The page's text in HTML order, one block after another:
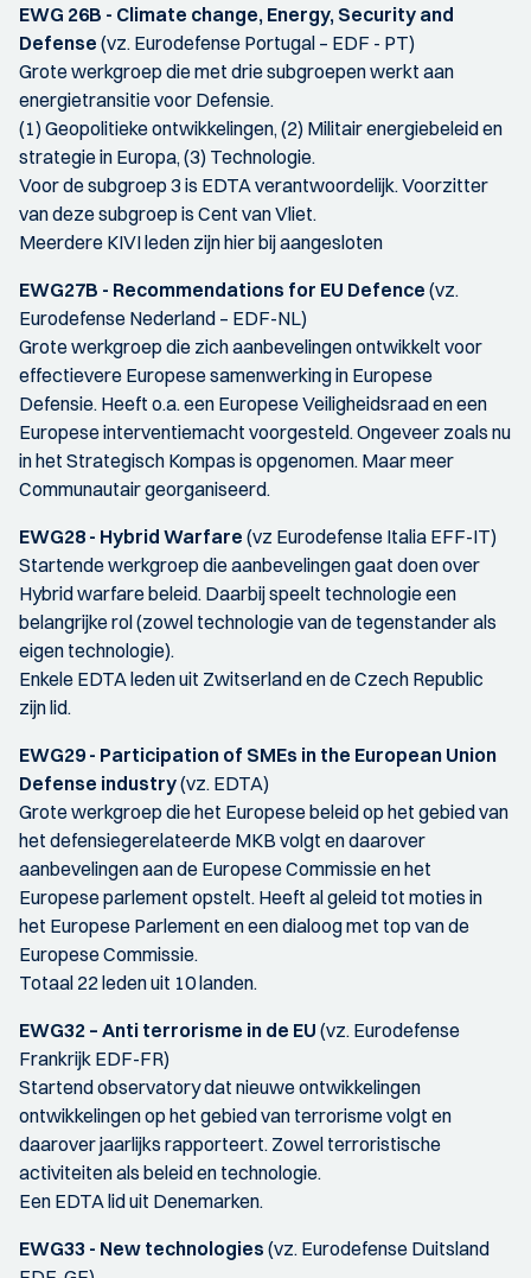
EWG 26B - Climate change, Energy, Security and
Defense (vz. Eurodefense Portugal – EDF - PT)
Grote werkgroep die met drie subgroepen werkt aan
energietransitie voor Defensie.
(1) Geopolitieke ontwikkelingen, (2) Militair energiebeleid en
strategie in Europa, (3) Technologie.
Voor de subgroep 3 is EDTA verantwoordelijk. Voorzitter
van deze subgroep is Cent van Vliet.
Meerdere KIVI leden zijn hier bij aangesloten
EWG27B - Recommendations for EU Defence (vz.
Eurodefense Nederland – EDF-NL)
Grote werkgroep die zich aanbevelingen ontwikkelt voor
effectievere Europese samenwerking in Europese
Defensie. Heeft o.a. een Europese Veiligheidsraad en een
Europese interventiemacht voorgesteld. Ongeveer zoals nu
in het Strategisch Kompas is opgenomen. Maar meer
Communautair georganiseerd.
EWG28 - Hybrid Warfare (vz Eurodefense Italia EFF-IT)
Startende werkgroep die aanbevelingen gaat doen over
Hybrid warfare beleid. Daarbij speelt technologie een
belangrijke rol (zowel technologie van de tegenstander als
eigen technologie).
Enkele EDTA leden uit Zwitserland en de Czech Republic
zijn lid.
EWG29 - Participation of SMEs in the European Union
Defense industry(vz. EDTA)
Grote werkgroep die het Europese beleid op het gebied van
het defensiegerelateerde MKB volgt en daarover
aanbevelingen aan de Europese Commissie en het
Europese parlement opstelt. Heeft al geleid tot moties in
het Europese Parlement en een dialoog met top van de
Europese Commissie.
Totaal 22 leden uit 10 landen.
EWG32 – Anti terrorisme in de EU (vz. Eurodefense
Frankrijk EDF-FR)
Startend observatory dat nieuwe ontwikkelingen
ontwikkelingen op het gebied van terrorisme volgt en
daarover jaarlijks rapporteert. Zowel terroristische
activiteiten als beleid en technologie.
Een EDTA lid uit Denemarken.
EWG33 - New technologies (vz. Eurodefense Duitsland